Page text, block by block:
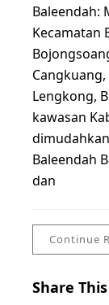
Baleendah:
Kecamatan
Lengkong,
kawasan
Baleendah
dan
Continue
Share This